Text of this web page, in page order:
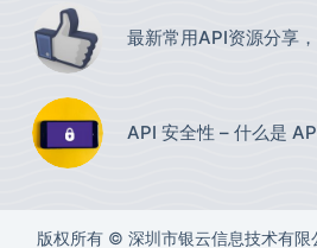
最新常用API资源分享
API 安全性 – 什么是
版权所有 © 深圳市银云信息技术有限